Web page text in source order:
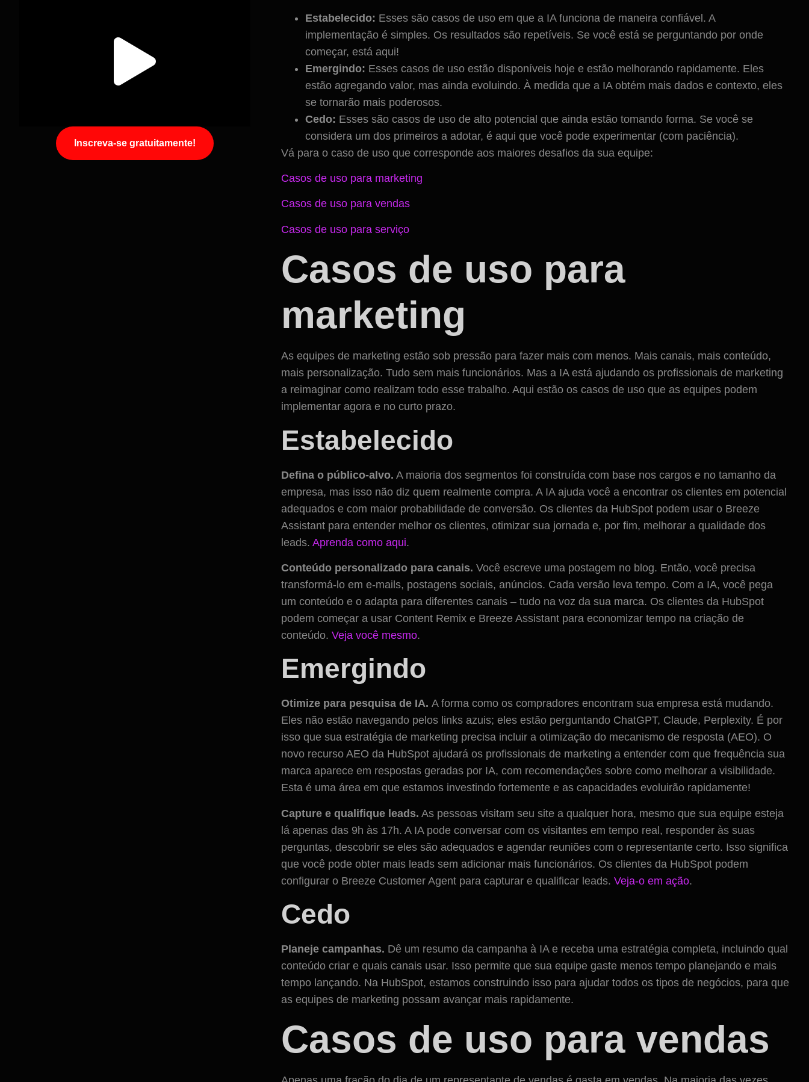
Inscreva-se gratuitamente!
Estabelecido: Esses são casos de uso em que a IA funciona de maneira confiável. A
implementação é simples. Os resultados são repetíveis. Se você está se perguntando por onde
começar, está aqui!
Emergindo: Esses casos de uso estão disponíveis hoje e estão melhorando rapidamente. Eles
estão agregando valor, mas ainda evoluindo. À medida que a IA obtém mais dados e contexto, eles
se tornarão mais poderosos.
Cedo: Esses são casos de uso de alto potencial que ainda estão tomando forma. Se você se
considera um dos primeiros a adotar, é aqui que você pode experimentar (com paciência).
Vá para o caso de uso que corresponde aos maiores desafios da sua equipe:
Casos de uso para marketing
Casos de uso para vendas
Casos de uso para serviço
Casos de uso para
marketing
As equipes de marketing estão sob pressão para fazer mais com menos. Mais canais, mais conteúdo,
mais personalização. Tudo sem mais funcionários. Mas a IA está ajudando os profissionais de marketing
a reimaginar como realizam todo esse trabalho. Aqui estão os casos de uso que as equipes podem
implementar agora e no curto prazo.
Estabelecido
Defina o público-alvo. A maioria dos segmentos foi construída com base nos cargos e no tamanho da
empresa, mas isso não diz quem realmente compra. A IA ajuda você a encontrar os clientes em potencial
adequados e com maior probabilidade de conversão. Os clientes da HubSpot podem usar o Breeze
Assistant para entender melhor os clientes, otimizar sua jornada e, por fim, melhorar a qualidade dos
leads.Aprenda como aqui.
Conteúdo personalizado para canais. Você escreve uma postagem no blog. Então, você precisa
transformá-lo em e-mails, postagens sociais, anúncios. Cada versão leva tempo. Com a IA, você pega
um conteúdo e o adapta para diferentes canais – tudo na voz da sua marca. Os clientes da HubSpot
podem começar a usar Content Remix e Breeze Assistant para economizar tempo na criação de
conteúdo.Veja você mesmo.
Emergindo
Otimize para pesquisa de IA.A forma como os compradores encontram sua empresa está mudando.
Eles não estão navegando pelos links azuis; eles estão perguntando ChatGPT, Claude, Perplexity. É por
isso que sua estratégia de marketing precisa incluir a otimização do mecanismo de resposta (AEO). O
novo recurso AEO da HubSpot ajudará os profissionais de marketing a entender com que frequência sua
marca aparece em respostas geradas por IA, com recomendações sobre como melhorar a visibilidade.
Esta é uma área em que estamos investindo fortemente e as capacidades evoluirão rapidamente!
Capture e qualifique leads. As pessoas visitam seu site a qualquer hora, mesmo que sua equipe esteja
lá apenas das 9h às 17h. A IA pode conversar com os visitantes em tempo real, responder às suas
perguntas, descobrir se eles são adequados e agendar reuniões com o representante certo. Isso significa
que você pode obter mais leads sem adicionar mais funcionários. Os clientes da HubSpot podem
configurar o Breeze Customer Agent para capturar e qualificar leads.Veja-o em ação.
Cedo
Planeje campanhas. Dê um resumo da campanha à IA e receba uma estratégia completa, incluindo qual
conteúdo criar e quais canais usar. Isso permite que sua equipe gaste menos tempo planejando e mais
tempo lançando. Na HubSpot, estamos construindo isso para ajudar todos os tipos de negócios, para que
as equipes de marketing possam avançar mais rapidamente.
Casos de uso para vendas